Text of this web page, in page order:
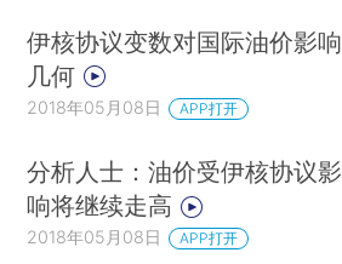
伊核协议变数对国际油价影响
几何
2018年05月08日 APP打开
分析人士：油价受伊核协议影
响将继续走高
2018年05月08日 APP打开